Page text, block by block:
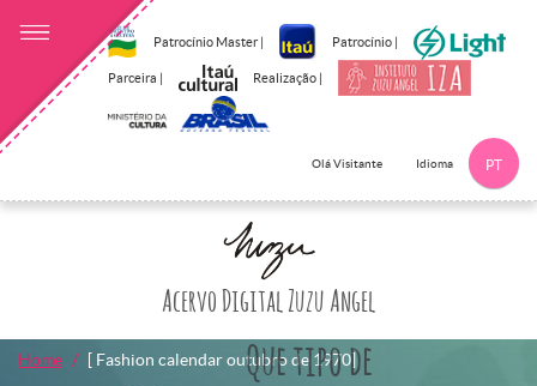
Patrocínio Master | Patrocínio |
Parceira | Realização |
Olá Visitante Idioma PT
Acervo Digital Zuzu Angel
Que tipo de
Home [ Fashion calendar outubro de 1970]